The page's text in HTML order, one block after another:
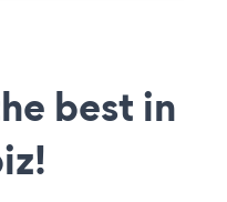
best in